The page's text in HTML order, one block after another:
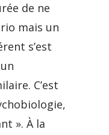
de ne
mais un
s’est
C’est
». À la